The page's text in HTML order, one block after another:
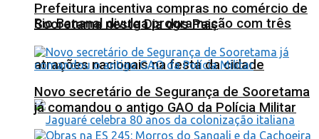
Rio Bananal divulga programação com três
atrações nacionais na festa da cidade
Prefeitura incentiva compras no comércio de
Sooretama neste Dia dos Pais
Novo secretário de Segurança de Sooretama
já comandou o antigo GAO da Polícia Militar